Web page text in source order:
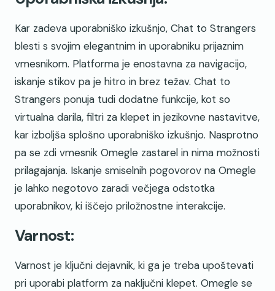
Kar zadeva uporabniško izkušnjo, Chat to Strangers
blesti s svojim elegantnim in uporabniku prijaznim
vmesnikom. Platforma je enostavna za navigacijo,
iskanje stikov pa je hitro in brez težav. Chat to
Strangers ponuja tudi dodatne funkcije, kot so
virtualna darila, filtri za klepet in jezikovne nastavitve,
kar izboljša splošno uporabniško izkušnjo. Nasprotno
pa se zdi vmesnik Omegle zastarel in nima možnosti
prilagajanja. Iskanje smiselnih pogovorov na Omegle
je lahko negotovo zaradi večjega odstotka
uporabnikov, ki iščejo priložnostne interakcije.
Varnost:
Varnost je ključni dejavnik, ki ga je treba upoštevati
pri uporabi platform za naključni klepet. Omegle se